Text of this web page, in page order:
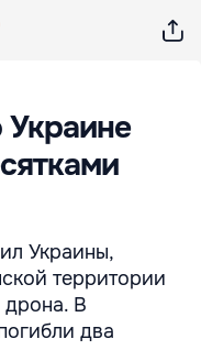
Украине
Украины,
территории
дрона. В
два